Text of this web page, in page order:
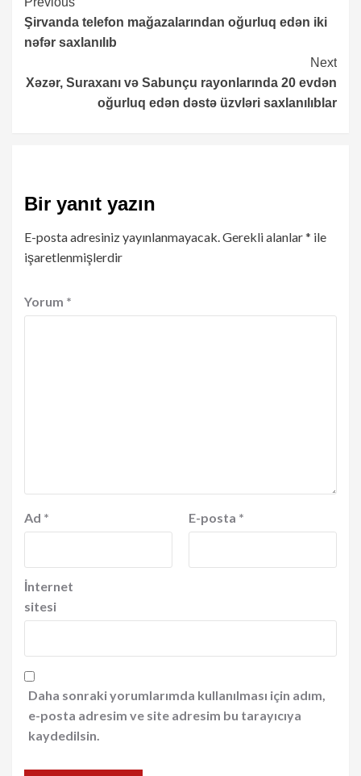
Reading
Şirvanda telefon mağazalarından oğurluq edən iki
nəfər saxlanılıb
Next
Xəzər, Suraxanı və Sabunçu rayonlarında 20 evdən
oğurluq edən dəstə üzvləri saxlanılıblar
Bir yanıt yazın
E-posta adresiniz yayınlanmayacak.Gerekli alanlar* ile
işaretlenmişlerdir
Yorum *
Ad * E-posta *
İnternet
sitesi
Daha sonraki yorumlarımda kullanılması için adım,
e-posta adresim ve site adresim bu tarayıcıya
kaydedilsin.